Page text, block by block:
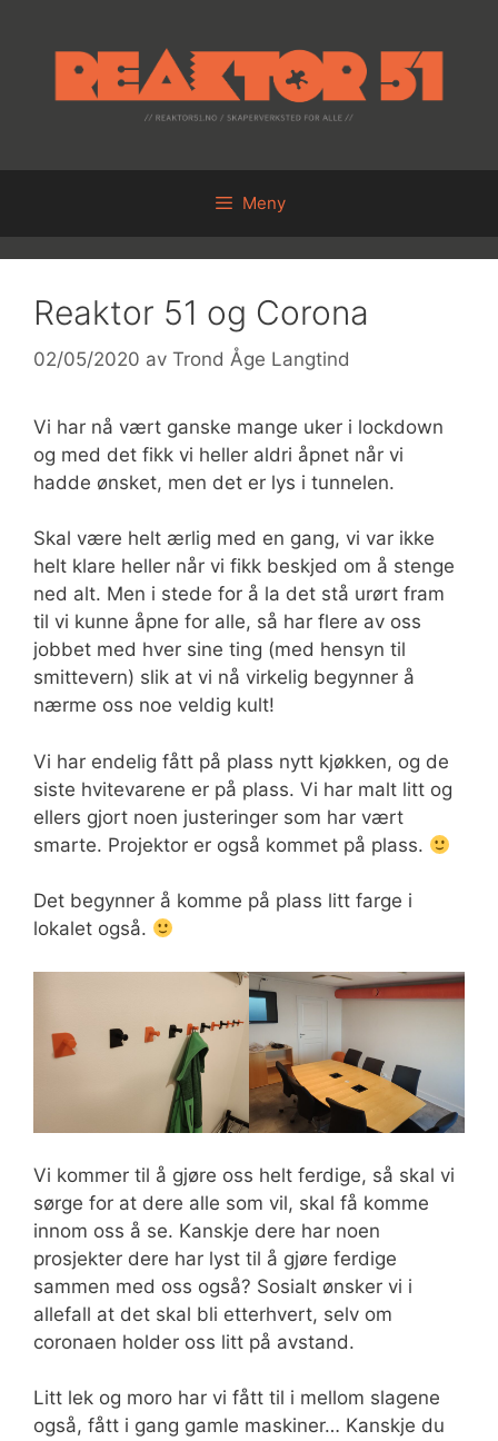
Meny
Reaktor 51 og Corona
02/05/2020 av Trond Åge Langtind
Vi har nå vært ganske mange uker i lockdown
og med det fikk vi heller aldri åpnet når vi
hadde ønsket, men det er lys i tunnelen.
Skal være helt ærlig med en gang, vi var ikke
helt klare heller når vi fikk beskjed om å stenge
ned alt. Men i stede for å la det stå urørt fram
til vi kunne åpne for alle, så har flere av oss
jobbet med hver sine ting (med hensyn til
smittevern) slik at vi nå virkelig begynner å
nærme oss noe veldig kult!
Vi har endelig fått på plass nytt kjøkken, og de
siste hvitevarene er på plass. Vi har malt litt og
ellers gjort noen justeringer som har vært
smarte. Projektor er også kommet på plass.
Det begynner å komme på plass litt farge i
lokalet også.
Vi kommer til å gjøre oss helt ferdige, så skal vi
sørge for at dere alle som vil, skal få komme
innom oss å se. Kanskje dere har noen
prosjekter dere har lyst til å gjøre ferdige
sammen med oss også? Sosialt ønsker vi i
allefall at det skal bli etterhvert, selv om
coronaen holder oss litt på avstand.
Litt lek og moro har vi fått til i mellom slagene
også, fått i gang gamle maskiner… Kanskje du